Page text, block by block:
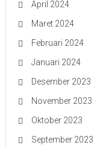
April 2024
Maret 2024
Februari 2024
Januari 2024
Desember 2023
November 2023
Oktober 2023
September 2023